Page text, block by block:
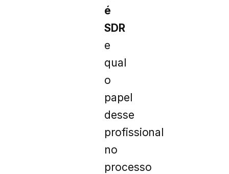
é
SDR
e
qual
o
papel
desse
profissional
no
processo